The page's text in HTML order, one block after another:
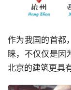
作为我国的首都
睐，不仅仅是因
北京的建筑更具